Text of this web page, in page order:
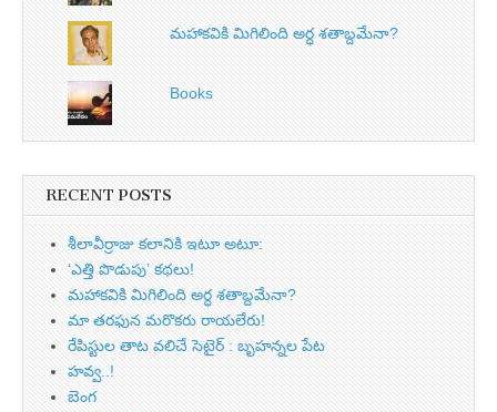
మహాకవికి మిగిలింది అర్ధ శతాబ్దమేనా?
Books
RECENT POSTS
శీలావీర్రాజు కలానికి ఇటూ అటూ:
‘ఎత్తి పొడుపు’ కథలు!
మహాకవికి మిగిలింది అర్ధ శతాబ్దమేనా?
మా తరఫున మరొకరు రాయలేరు!
రేపిస్టుల తాట వలిచే సెటైర్ : బృహన్నల పేట
హవ్వ..!
బెంగ